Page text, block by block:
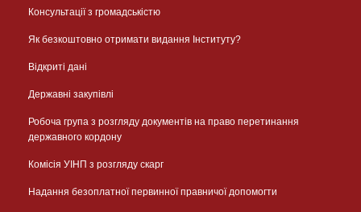
Консультації з громадськістю
Як безкоштовно отримати видання Інституту?
Відкриті дані
Державні закупівлі
Робоча група з розгляду документів на право перетинання
державного кордону
Комісія УІНП з розгляду скарг
Надання безоплатної первинної правничої допомогти